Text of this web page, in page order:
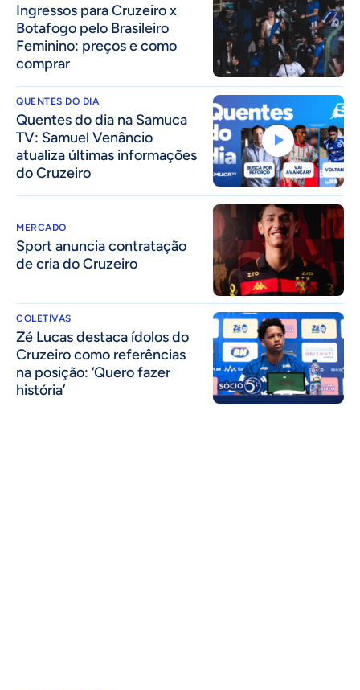
Ingressos para Cruzeiro x
Botafogo pelo Brasileiro
Feminino: preços e como
comprar
QUENTES DO DIA
Quentes do dia na Samuca
TV: Samuel Venâncio
atualiza últimas informações
do Cruzeiro
MERCADO
Sport anuncia contratação
de cria do Cruzeiro
COLETIVAS
Zé Lucas destaca ídolos do
Cruzeiro como referências
na posição: ‘Quero fazer
história’